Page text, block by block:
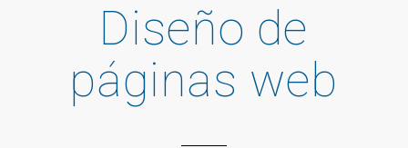
Diseño de
páginas web